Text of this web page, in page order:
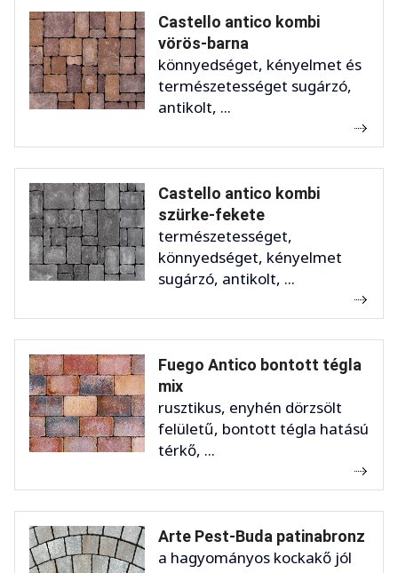
Castello antico kombi
vörös-barna
könnyedséget, kényelmet és
természetességet sugárzó,
antikolt, ...
Castello antico kombi
szürke-fekete
természetességet,
könnyedséget, kényelmet
sugárzó, antikolt, ...
Fuego Antico bontott tégla
mix
rusztikus, enyhén dörzsölt
felületű, bontott tégla hatású
térkő, ...
Arte Pest-Buda patinabronz
a hagyományos kockakő jól